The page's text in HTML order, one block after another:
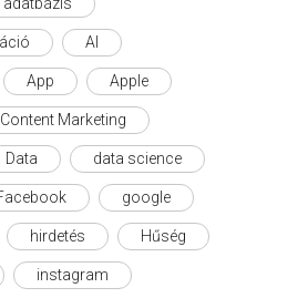
AI
App Apple
Content Marketing
Data data science
google
hirdetés Hűség
instagram